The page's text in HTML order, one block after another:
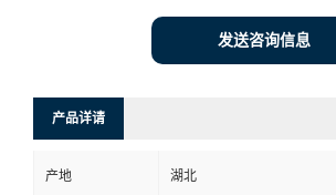
发送咨询信息
产品详请
产地 湖北